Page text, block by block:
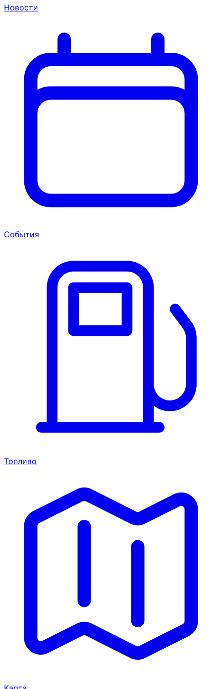
Новости
События
Топливо